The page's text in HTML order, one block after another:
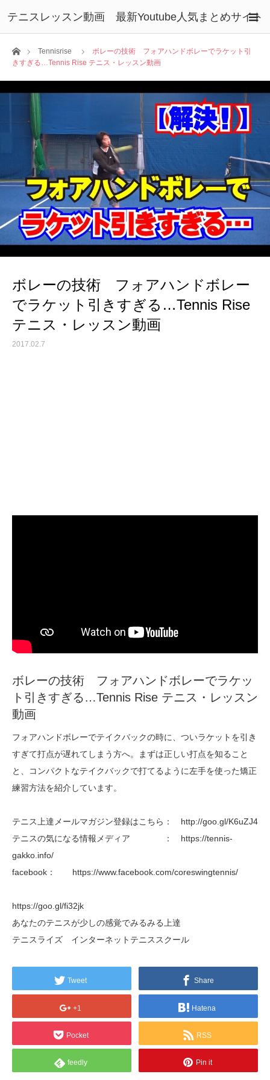
テニスレッスン動画 最新Youtube人気まとめサイト
ホームTennisrise
ボレーの技術 フォアハンドボレーでラケット引
きすぎる…Tennis Rise テニス・レッスン動画
ボレーの技術 フォアハンドボレー
でラケット引きすぎる…Tennis Rise
テニス・レッスン動画
2017.02.7
ボレーの技術 フォアハンドボレーでラケッ
ト引きすぎる…Tennis Rise テニス・レッスン
動画
フォアハンドボレーでテイクバックの時に、ついラケットを引き
すぎて打点が遅れてしまう方へ。まずは正しい打点を知ること
と、コンパクトなテイクバックで打てるように左手を使った矯正
練習方法を紹介しています。
テニス上達メールマガジン登録はこちら： http://goo.gl/K6uZJ4
テニスの気になる情報メディア ： https://tennis-
gakko.info/
facebook： https://www.facebook.com/coreswingtennis/
https://goo.gl/fi32jk
あなたのテニスが少しの感覚でみるみる上達
テニスライズ インターネットテニススクール
Tweet Share
+1 Hatena
Pocket RSS
feedly Pin it